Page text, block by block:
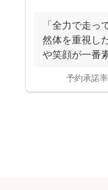
「全力で走っ
然体を重視し
や笑顔が一番
予約承諾率